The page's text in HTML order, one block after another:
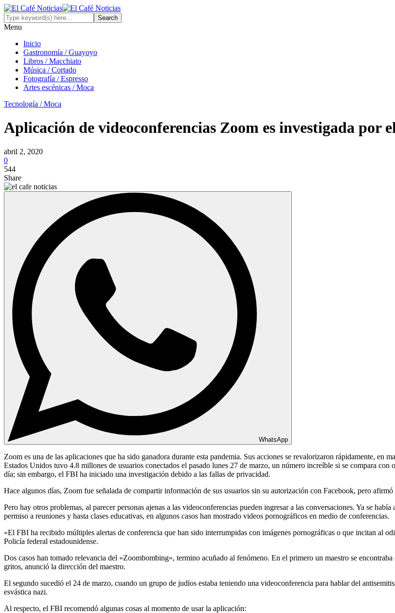
Menu
Inicio
Gastronomía / Guayoyo
Libros / Macchiato
Música / Cortado
Fotografía / Espresso
Artes escénicas / Moca
Tecnología / Moca
Aplicación de videoconferencias Zoom es investigada por
abril 2, 2020
0
544
Share
WhatsApp
Zoom es una de las aplicaciones que ha sido ganadora durante esta pandemia. Sus acciones se revalorizaron rápidamente, en
Estados Unidos tuvo 4.8 millones de usuarios conectados el pasado lunes 27 de marzo, un número increíble si se compara
día; sin embargo, el FBI ha iniciado una investigación debido a las fallas de privacidad.
Hace algunos días, Zoom fue señalada de compartir información de sus usuarios sin su autorización con Facebook, pero
Pero hay otros problemas, al parecer personas ajenas a las videoconferencias pueden ingresar a las conversaciones. Ya se
permiso a reuniones y hasta clases educativas, en algunos casos han mostrado videos pornográficos en medio de conferencias.
«El FBI ha recibido múltiples alertas de conferencia que han sido interrumpidas con imágenes pornográficas o que incitan al
Policía federal estadounidense.
Dos casos han tomado relevancia del «Zoombombing», termino acuñado al fenómeno. En el primero un maestro se
gritos, anunció la dirección del maestro.
El segundo sucedió el 24 de marzo, cuando un grupo de judíos estaba teniendo una videoconferencia para hablar del
esvástica nazi.
Al respecto, el FBI recomendó algunas cosas al momento de usar la aplicación: